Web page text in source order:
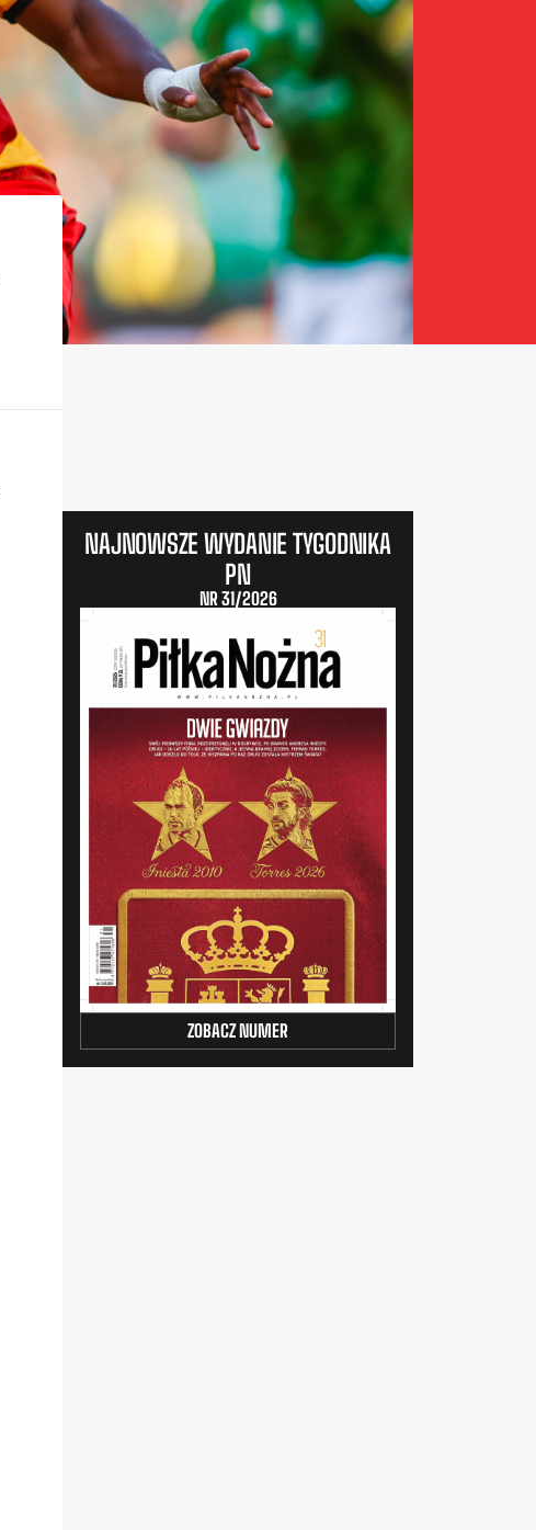
NAJNOWSZE WYDANIE TYGODNIKA
PN
NR 31/2026
ZOBACZ NUMER